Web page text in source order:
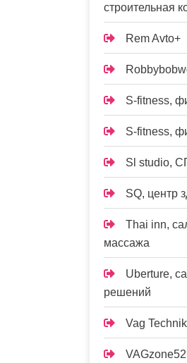
строительная
Rem Avto+
S-fitness,
S-fitness,
Sl studio,
SQ, центр
Thai inn,
массажа
Uberture,
решений
Vag Technik
VAGzone52